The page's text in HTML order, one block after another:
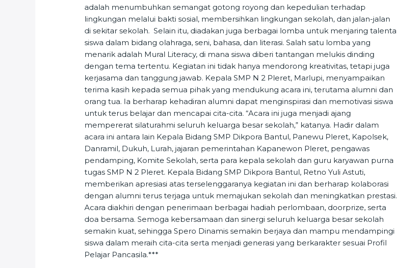
adalah menumbuhkan semangat gotong royong dan kepedulian terhadap
lingkungan melalui bakti sosial, membersihkan lingkungan sekolah, dan jalan-jalan
di sekitar sekolah. Selain itu, diadakan juga berbagai lomba untuk menjaring talenta
siswa dalam bidang olahraga, seni, bahasa, dan literasi. Salah satu lomba yang
menarik adalah Mural Literacy, di mana siswa diberi tantangan melukis dinding
dengan tema tertentu. Kegiatan ini tidak hanya mendorong kreativitas, tetapi juga
kerjasama dan tanggung jawab. Kepala SMP N 2 Pleret, Marlupi, menyampaikan
terima kasih kepada semua pihak yang mendukung acara ini, terutama alumni dan
orang tua. Ia berharap kehadiran alumni dapat menginspirasi dan memotivasi siswa
untuk terus belajar dan mencapai cita-cita. “Acara ini juga menjadi ajang
mempererat silaturahmi seluruh keluarga besar sekolah,” katanya. Hadir dalam
acara ini antara lain Kepala Bidang SMP Dikpora Bantul, Panewu Pleret, Kapolsek,
Danramil, Dukuh, Lurah, jajaran pemerintahan Kapanewon Pleret, pengawas
pendamping, Komite Sekolah, serta para kepala sekolah dan guru karyawan purna
tugas SMP N 2 Pleret. Kepala Bidang SMP Dikpora Bantul, Retno Yuli Astuti,
memberikan apresiasi atas terselenggaranya kegiatan ini dan berharap kolaborasi
dengan alumni terus terjaga untuk memajukan sekolah dan meningkatkan prestasi.
Acara diakhiri dengan penerimaan berbagai hadiah perlombaan, doorprize, serta
doa bersama. Semoga kebersamaan dan sinergi seluruh keluarga besar sekolah
semakin kuat, sehingga Spero Dinamis semakin berjaya dan mampu mendampingi
siswa dalam meraih cita-cita serta menjadi generasi yang berkarakter sesuai Profil
Pelajar Pancasila.***